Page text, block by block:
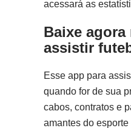
acessará as
Baixe
assistir
Esse app para
quando for de sua
cabos, contratos e
amantes do